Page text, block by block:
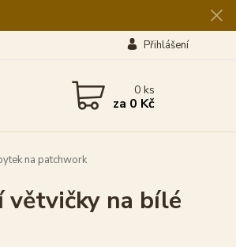
Přihlášení
0ks
za 0 Kč
na patchwork
větvičky na bílé